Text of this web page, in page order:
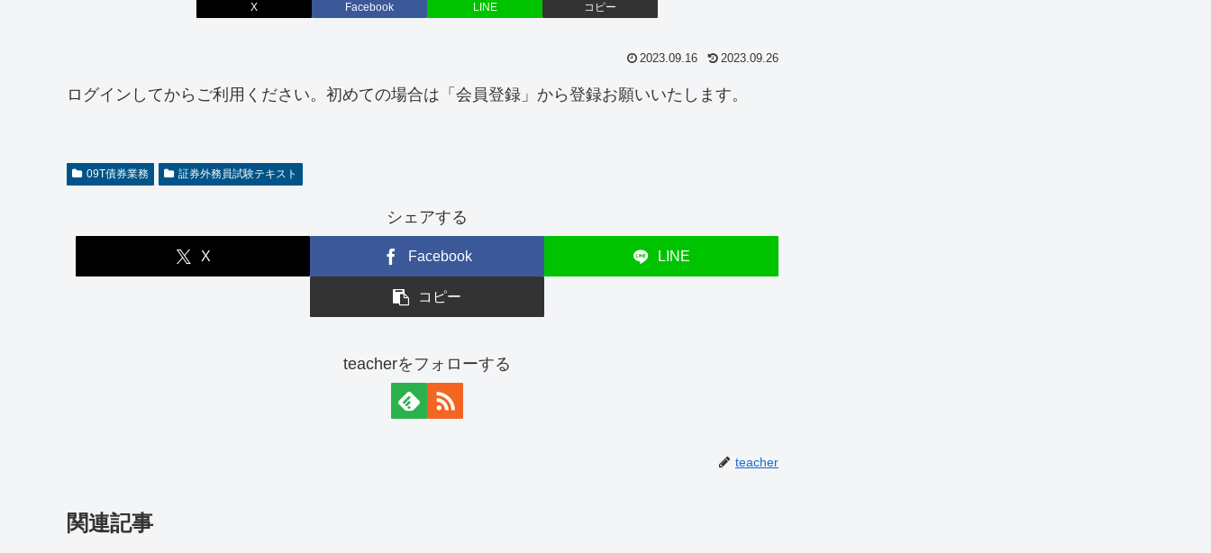
X Facebook LINE コピー
2023.09.16 2023.09.26
ログインしてからご利用ください。初めての場合は「会員登録」から登録お願いいたします。
09T債券業務 証券外務員試験テキスト
シェアする
X Facebook LINE
コピー
teacherをフォローする
teacher
関連記事